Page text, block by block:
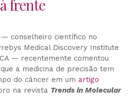
frente
— conselheiro científico no
Medical Discovery Institute
— recentemente comentou
a medicina de precisão tem
do câncer em um artigo
na revista Trends in Molecular